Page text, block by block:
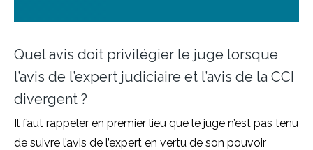
Quel avis doit privilégier le juge lorsque
l’avis de l’expert judiciaire et l’avis de la CCI
divergent ?
Il faut rappeler en premier lieu que le juge n’est pas tenu
de suivre l’avis de l’expert en vertu de son pouvoir